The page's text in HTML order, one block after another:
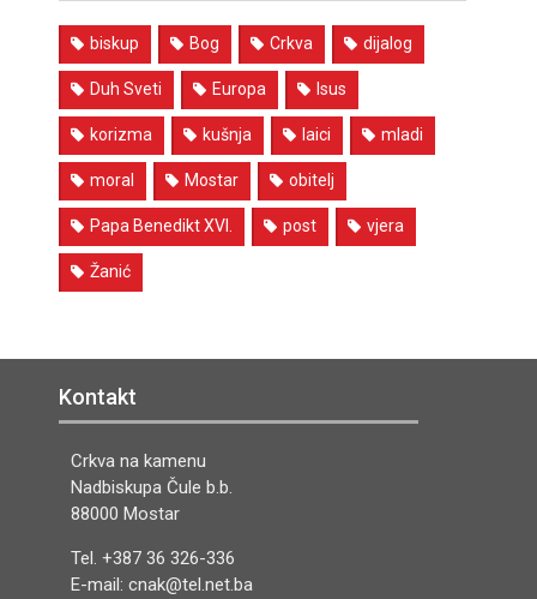
biskup Bog Crkva dijalog
Duh Sveti Europa Isus
korizma kušnja laici mladi
moral Mostar obitelj
Papa Benedikt XVI. post vjera
Žanić
Kontakt
Crkva na kamenu
Nadbiskupa Čule b.b.
88000 Mostar
Tel. +387 36 326-336
E-mail: cnak@tel.net.ba